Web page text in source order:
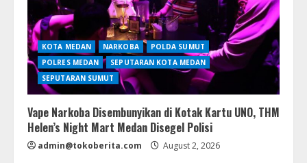
KOTA MEDAN NARKOBA
POLDA SUMUT
POLRES MEDAN
SEPUTARAN KOTA MEDAN
SEPUTARAN SUMUT
Vape Narkoba Disembunyikan di Kotak Kartu UNO, THM
Helen’s Night Mart Medan Disegel Polisi
admin@tokoberita.com August 2, 2026